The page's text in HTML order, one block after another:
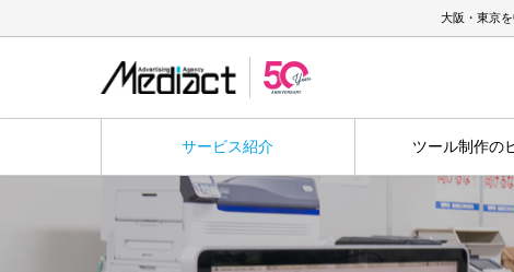
大阪・東京
サービス紹介 ツール制作の